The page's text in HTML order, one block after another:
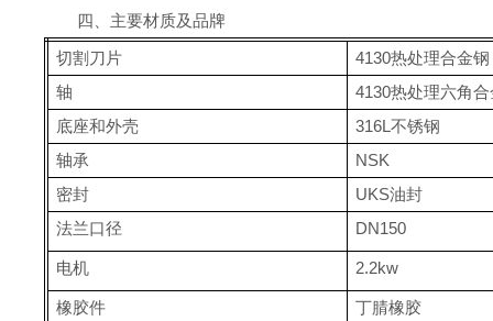
四、主要材质及品牌
切割刀片
4130热处理合金钢
轴
4130热处理六角
底座和外壳
316L不锈钢
轴承
NSK
密封
UKS油封
法兰口径
DN150
电机 2.2kw
橡胶件 丁腈橡胶